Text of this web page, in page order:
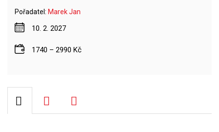
Pořadatel: Marek Jan
10. 2. 2027
1740 – 2990 Kč